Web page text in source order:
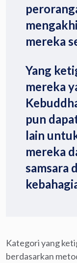
mereka
Yang
mereka
pun
lain
mereka
samsara
Kategori yang
berdasarkan